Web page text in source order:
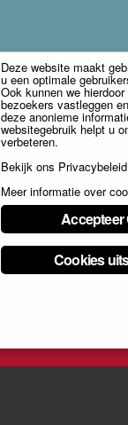
Deze website maakt
u een optimale
Ook kunnen we
bezoekers vastleggen
deze anonieme
websitegebruik helpt u
verbeteren.
Bekijk ons Privacybeleid
Meer informatie over
Accepteer
Cookies